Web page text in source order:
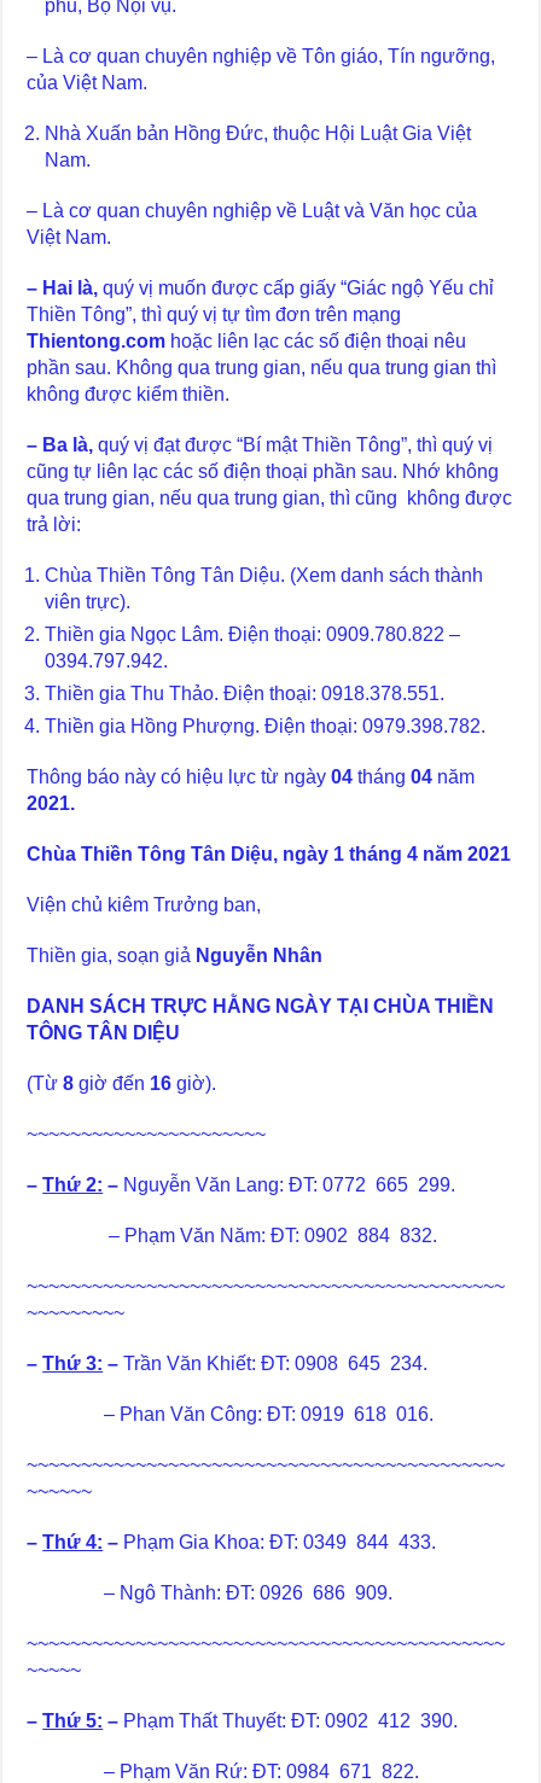
phủ, Bộ Nội vụ.
– Là cơ quan chuyên nghiệp về Tôn giáo, Tín ngưỡng,
của Việt Nam.
Nhà Xuấn bản Hồng Đức, thuộc Hội Luật Gia Việt
Nam.
– Là cơ quan chuyên nghiệp về Luật và Văn học của
Việt Nam.
– Hai là, quý vị muốn được cấp giấy “Giác ngộ Yếu chỉ
Thiền Tông”, thì quý vị tự tìm đơn trên mạng
Thientong.com hoặc liên lạc các số điện thoại nêu
phần sau. Không qua trung gian, nếu qua trung gian thì
không được kiểm thiền.
– Ba là, quý vị đạt được “Bí mật Thiền Tông”, thì quý vị
cũng tự liên lạc các số điện thoại phần sau. Nhớ không
qua trung gian, nếu qua trung gian, thì cũng không được
trả lời:
Chùa Thiền Tông Tân Diệu. (Xem danh sách thành
viên trực).
Thiền gia Ngọc Lâm. Điện thoại: 0909.780.822 –
0394.797.942.
Thiền gia Thu Thảo. Điện thoại: 0918.378.551.
Thiền gia Hồng Phượng. Điện thoại: 0979.398.782.
Thông báo này có hiệu lực từ ngày04 tháng04 năm
2021.
Chùa Thiền Tông Tân Diệu, ngày 1 tháng 4 năm 2021
Viện chủ kiêm Trưởng ban,
Thiền gia, soạn giả Nguyễn Nhân
DANH SÁCH TRỰC HẰNG NGÀY TẠI CHÙA THIỀN
TÔNG TÂN DIỆU
(Từ8 giờ đến 16 giờ).
~~~~~~~~~~~~~~~~~~~~~~
–Thứ 2: – Nguyễn Văn Lang: ĐT: 0772 665 299.
– Phạm Văn Năm: ĐT: 0902 884 832.
~~~~~~~~~~~~~~~~~~~~~~~~~~~~~~~~~~~~~~~~~~~~
~~~~~~~~~
–Thứ 3: –Trần Văn Khiết: ĐT: 0908 645 234.
– Phan Văn Công: ĐT: 0919 618 016.
~~~~~~~~~~~~~~~~~~~~~~~~~~~~~~~~~~~~~~~~~~~~
~~~~~~
–Thứ 4: – Phạm Gia Khoa: ĐT: 0349 844 433.
– Ngô Thành: ĐT: 0926 686 909.
~~~~~~~~~~~~~~~~~~~~~~~~~~~~~~~~~~~~~~~~~~~~
~~~~~
–Thứ 5: – Phạm Thất Thuyết: ĐT: 0902 412 390.
– Phạm Văn Rứ: ĐT: 0984 671 822.